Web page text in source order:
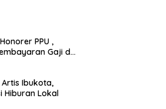
PPU ,
Gaji di
Ibukota,
Hiburan Lokal